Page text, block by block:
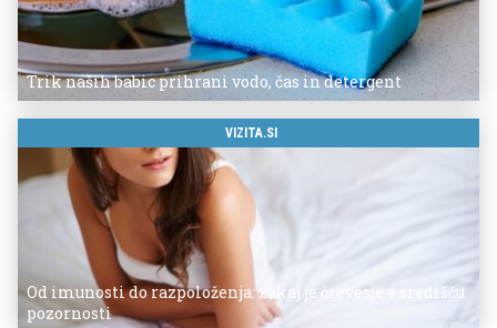
Trik naših babic prihrani vodo, čas in detergent
VIZITA.SI
Od imunosti do razpoloženja: zakaj je črevesje v središču
pozornosti